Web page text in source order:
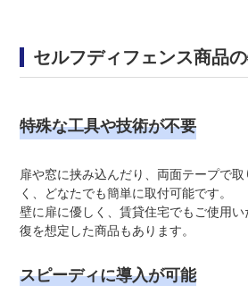
セルフディフェンス商品
特殊な工具や技術が不要
扉や窓に挟み込んだり、両面テープで
く、どなたでも簡単に取付可能です。
壁に扉に優しく、賃貸住宅でもご使用
復を想定した商品もあります。
スピーディに導入が可能